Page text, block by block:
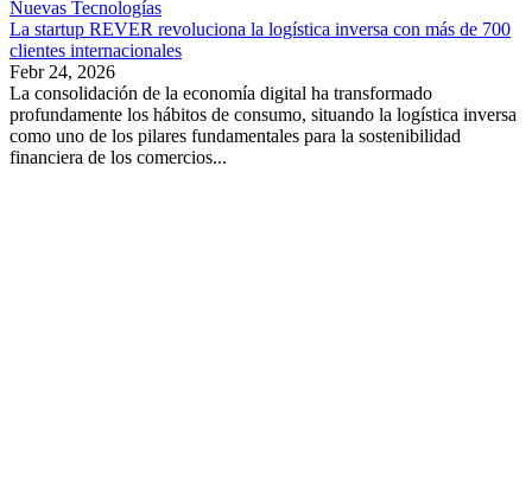
Nuevas Tecnologías
La startup REVER revoluciona la logística inversa con más de 700
clientes internacionales
Febr 24, 2026
La consolidación de la economía digital ha transformado
profundamente los hábitos de consumo, situando la logística inversa
como uno de los pilares fundamentales para la sostenibilidad
financiera de los comercios...